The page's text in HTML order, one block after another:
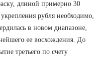
длиной примерно 30
рубля необходимо,
в новом диапазоне,
ее восхождения. До
третьего по счету